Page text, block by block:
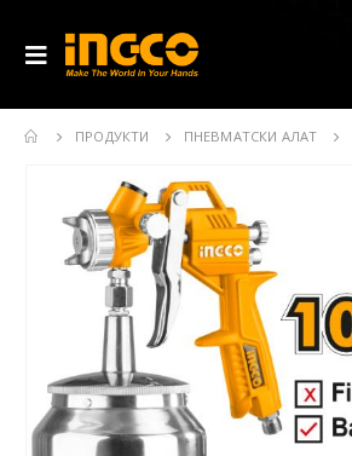
ПРОДУКТИ ПНЕВМАТСКИ АЛАТ